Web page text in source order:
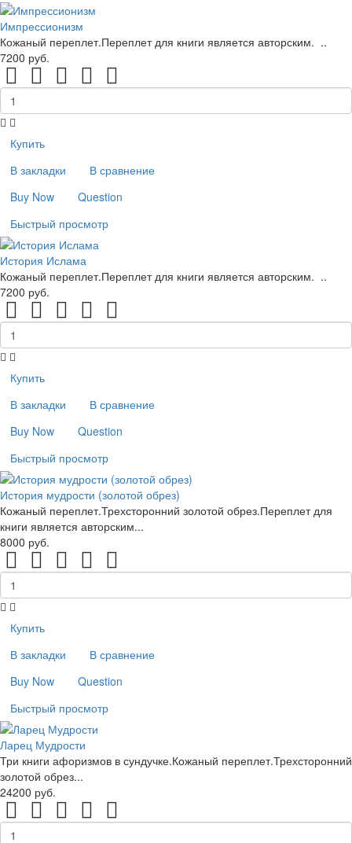
Импрессионизм
Кожаный переплет.Переплет для книги является авторским. ..
7200 руб.
Купить
В закладки
В сравнение
Buy Now
Question
Быстрый просмотр
История Ислама
Кожаный переплет.Переплет для книги является авторским. ..
7200 руб.
Купить
В закладки
В сравнение
Buy Now
Question
Быстрый просмотр
История мудрости (золотой обрез)
Кожаный переплет.Трехсторонний золотой обрез.Переплет для
книги является авторским...
8000 руб.
Купить
В закладки
В сравнение
Buy Now
Question
Быстрый просмотр
Ларец Мудрости
Три книги афоризмов в сундучке.Кожаный переплет.Трехсторонний
золотой обрез...
24200 руб.